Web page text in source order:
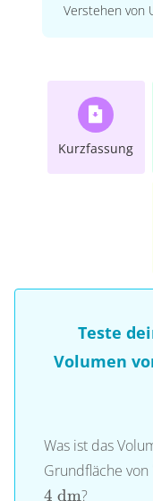
Verstehen von
Kurzfassung
Teste
Volumen
Was ist das
Grundfläche von
4 dm?